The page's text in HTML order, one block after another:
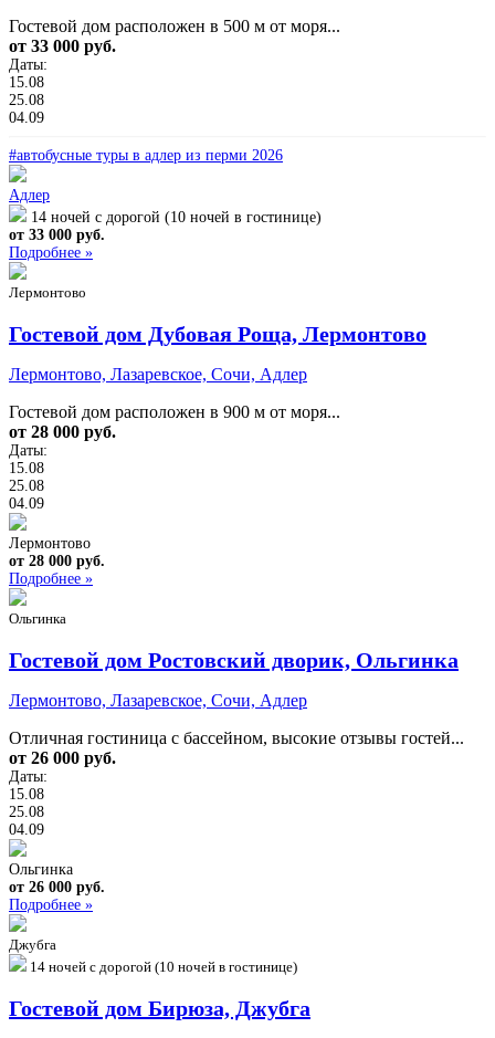
Гостевой дом расположен в 500 м от моря...
от 33 000 руб.
Даты:
15.08
25.08
04.09
#автобусные туры в адлер из перми 2026
Адлер
14 ночей с дорогой (10 ночей в гостинице)
от 33 000 руб.
Подробнее »
Лермонтово
Гостевой дом Дубовая Роща, Лермонтово
Лермонтово, Лазаревское, Сочи, Адлер
Гостевой дом расположен в 900 м от моря...
от 28 000 руб.
Даты:
15.08
25.08
04.09
Лермонтово
от 28 000 руб.
Подробнее »
Ольгинка
Гостевой дом Ростовский дворик, Ольгинка
Лермонтово, Лазаревское, Сочи, Адлер
Отличная гостиница с бассейном, высокие отзывы гостей...
от 26 000 руб.
Даты:
15.08
25.08
04.09
Ольгинка
от 26 000 руб.
Подробнее »
Джубга
14 ночей с дорогой (10 ночей в гостинице)
Гостевой дом Бирюза, Джубга